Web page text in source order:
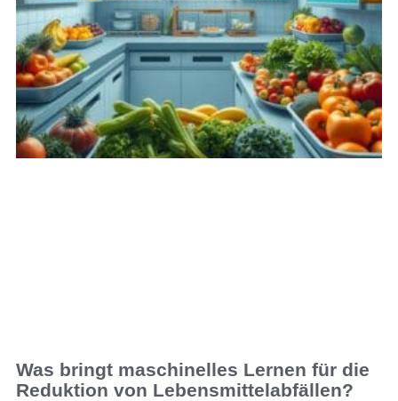
Was bringt maschinelles Lernen für die
Reduktion von Lebensmittelabfällen?